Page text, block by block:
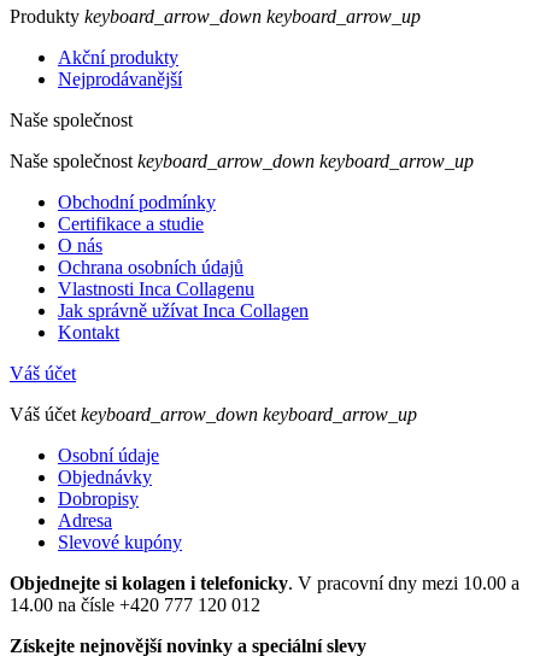
Produkty keyboard_arrow_down keyboard_arrow_up
Akční produkty
Nejprodávanější
Naše společnost
Naše společnost keyboard_arrow_down keyboard_arrow_up
Obchodní podmínky
Certifikace a studie
O nás
Ochrana osobních údajů
Vlastnosti Inca Collagenu
Jak správně užívat Inca Collagen
Kontakt
Váš účet
Váš účet keyboard_arrow_down keyboard_arrow_up
Osobní údaje
Objednávky
Dobropisy
Adresa
Slevové kupóny
Objednejte si kolagen i telefonicky. V pracovní dny mezi 10.00 a
14.00 na čísle +420 777 120 012
Získejte nejnovější novinky a speciální slevy